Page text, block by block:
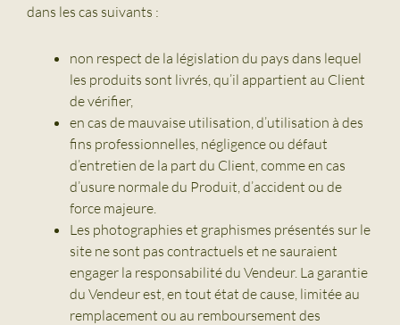
dans les cas suivants :
non respect de la législation du pays dans lequel
les produits sont livrés, qu’il appartient au Client
de vérifier,
en cas de mauvaise utilisation, d’utilisation à des
fins professionnelles, négligence ou défaut
d’entretien de la part du Client, comme en cas
d’usure normale du Produit, d’accident ou de
force majeure.
Les photographies et graphismes présentés sur le
site ne sont pas contractuels et ne sauraient
engager la responsabilité du Vendeur. La garantie
du Vendeur est, en tout état de cause, limitée au
remplacement ou au remboursement des